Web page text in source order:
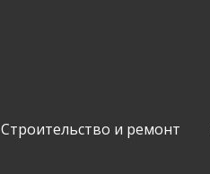
Строительство и ремонт